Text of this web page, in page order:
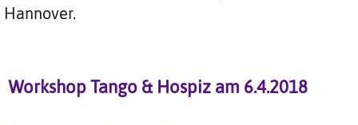
Hannover.
Workshop Tango & Hospiz am 6.4.2018